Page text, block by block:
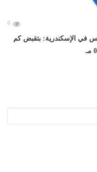
0
في الإسكندرية: بتقبض كم